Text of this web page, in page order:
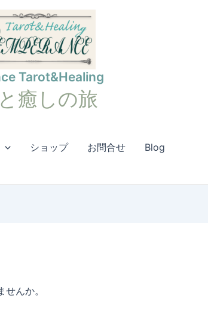
Tarot&Healing
癒しの旅
ショップ お問合せ Blog
んか。